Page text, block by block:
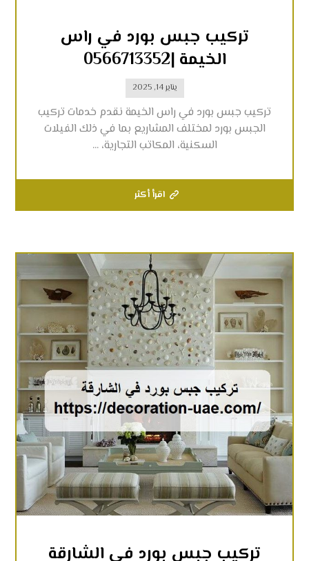
تركيب جبس بورد في راس
الخيمة |0566713352
يناير 14, 2025
تركيب جبس بورد في راس الخيمة نقدم خدمات تركيب
الجبس بورد لمختلف المشاريع بما في ذلك الفيلات
السكنية، المكاتب التجارية، ...
اقرأ أكثر
تركيب جبس بورد في الشارقة